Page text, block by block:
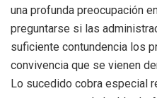
una profunda preocupación
preguntarse si las
suficiente contundencia los
convivencia que se vienen
Lo sucedido cobra especial